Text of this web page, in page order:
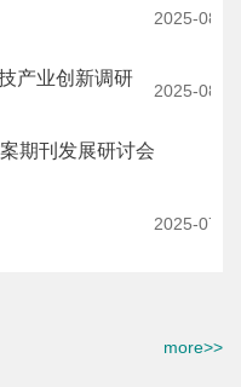
2025-08-
产业创新调研
2025-08-
期刊发展研讨会
2025-07-
more>>